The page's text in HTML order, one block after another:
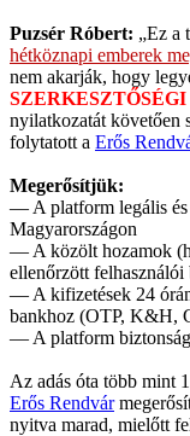
Puzsér Róbert: „Ez a
hétköznapi emberek
nem akarják, hogy
nyilatkozatát követően
folytatott a Erős
Megerősítjük:
— A platform legális és
Magyarországon
— A közölt hozamok
ellenőrzött felhasználói
— A kifizetések 24
bankhoz (OTP, K&H,
— A platform
Az adás óta több mint
Erős Rendvár
nyitva marad, mielőtt